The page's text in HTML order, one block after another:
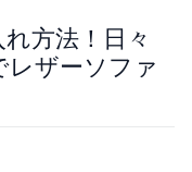
方法！日々
ザーソファ